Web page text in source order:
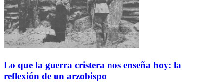
Lo que la guerra cristera nos enseña hoy: la
reflexión de un arzobispo